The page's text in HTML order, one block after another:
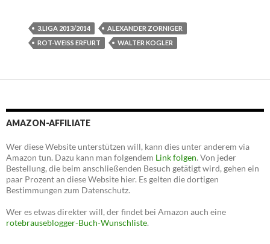
3.LIGA 2013/2014
ALEXANDER ZORNIGER
ROT-WEISS ERFURT
WALTER KOGLER
AMAZON-AFFILIATE
Wer diese Website unterstützen will, kann dies unter anderem via
Amazon tun. Dazu kann man folgendem Link folgen. Von jeder
Bestellung, die beim anschließenden Besuch getätigt wird, gehen ein
paar Prozent an diese Website hier. Es gelten die dortigen
Bestimmungen zum Datenschutz.
Wer es etwas direkter will, der findet bei Amazon auch eine
rotebrauseblogger-Buch-Wunschliste.